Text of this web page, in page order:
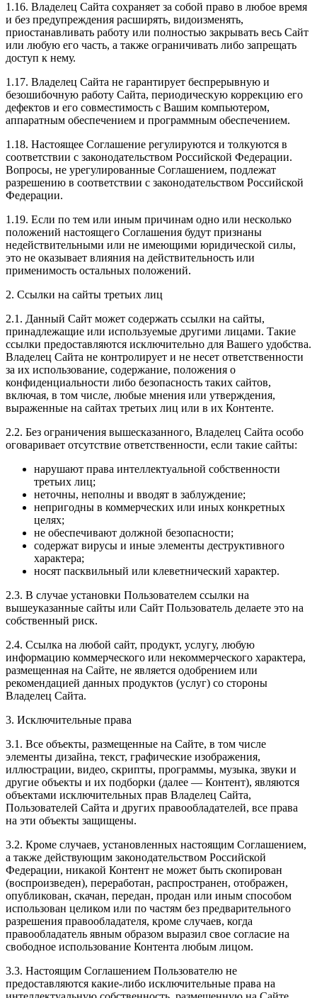
1.16. Владелец Сайта сохраняет за собой право в любое время
и без предупреждения расширять, видоизменять,
приостанавливать работу или полностью закрывать весь Сайт
или любую его часть, а также ограничивать либо запрещать
доступ к нему.
1.17. Владелец Сайта не гарантирует беспрерывную и
безошибочную работу Сайта, периодическую коррекцию его
дефектов и его совместимость с Вашим компьютером,
аппаратным обеспечением и программным обеспечением.
1.18. Настоящее Соглашение регулируются и толкуются в
соответствии с законодательством Российской Федерации.
Вопросы, не урегулированные Соглашением, подлежат
разрешению в соответствии с законодательством Российской
Федерации.
1.19. Если по тем или иным причинам одно или несколько
положений настоящего Соглашения будут признаны
недействительными или не имеющими юридической силы,
это не оказывает влияния на действительность или
применимость остальных положений.
2. Ссылки на сайты третьих лиц
2.1. Данный Сайт может содержать ссылки на сайты,
принадлежащие или используемые другими лицами. Такие
ссылки предоставляются исключительно для Вашего удобства.
Владелец Сайта не контролирует и не несет ответственности
за их использование, содержание, положения о
конфиденциальности либо безопасность таких сайтов,
включая, в том числе, любые мнения или утверждения,
выраженные на сайтах третьих лиц или в их Контенте.
2.2. Без ограничения вышесказанного, Владелец Сайта особо
оговаривает отсутствие ответственности, если такие сайты:
нарушают права интеллектуальной собственности
третьих лиц;
неточны, неполны и вводят в заблуждение;
непригодны в коммерческих или иных конкретных
целях;
не обеспечивают должной безопасности;
содержат вирусы и иные элементы деструктивного
характера;
носят пасквильный или клеветнический характер.
2.3. В случае установки Пользователем ссылки на
вышеуказанные сайты или Сайт Пользователь делаете это на
собственный риск.
2.4. Ссылка на любой сайт, продукт, услугу, любую
информацию коммерческого или некоммерческого характера,
размещенная на Сайте, не является одобрением или
рекомендацией данных продуктов (услуг) со стороны
Владелец Сайта.
3. Исключительные права
3.1. Все объекты, размещенные на Сайте, в том числе
элементы дизайна, текст, графические изображения,
иллюстрации, видео, скрипты, программы, музыка, звуки и
другие объекты и их подборки (далее — Контент), являются
объектами исключительных прав Владелец Сайта,
Пользователей Сайта и других правообладателей, все права
на эти объекты защищены.
3.2. Кроме случаев, установленных настоящим Соглашением,
а также действующим законодательством Российской
Федерации, никакой Контент не может быть скопирован
(воспроизведен), переработан, распространен, отображен,
опубликован, скачан, передан, продан или иным способом
использован целиком или по частям без предварительного
разрешения правообладателя, кроме случаев, когда
правообладатель явным образом выразил свое согласие на
свободное использование Контента любым лицом.
3.3. Настоящим Соглашением Пользователю не
предоставляются какие-либо исключительные права на